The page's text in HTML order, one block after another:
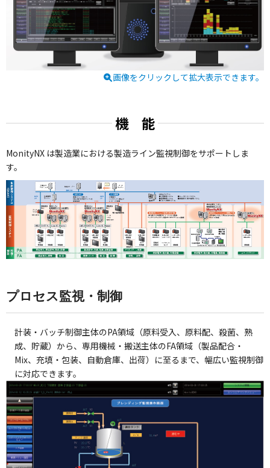
画像をクリックして拡大表示できます。
機 能
MonityNX は製造業における製造ライン監視制御をサポートしま
す。
プロセス監視・制御
計装・バッチ制御主体のPA領域（原料受入、原料配、殺菌、熟
成、貯蔵）から、専用機械・搬送主体のFA領域（製品配合・
Mix、充填・包装、自動倉庫、出荷）に至るまで、幅広い監視制御
に対応できます。